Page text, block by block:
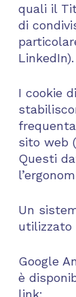
quali il
di
LinkedIn).
I cookie
sito web
Questi
Un
utilizzato
Google
è
link: